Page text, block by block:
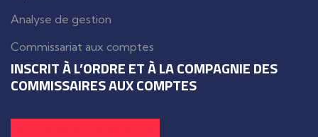
Analyse de gestion
Commissariat aux comptes
INSCRIT À L’ORDRE ET À LA COMPAGNIE DES
COMMISSAIRES AUX COMPTES